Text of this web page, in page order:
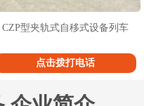
CZP型夹轨式自移式设备列车
点击拨打电话